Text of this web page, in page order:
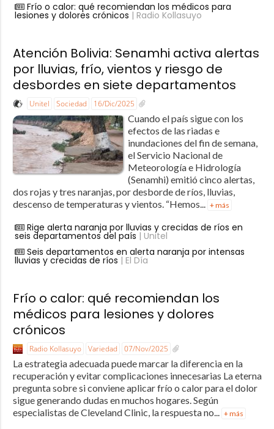
Frío o calor: qué recomiendan los médicos para
lesiones y dolores crónicos | Radio Kollasuyo
Atención Bolivia: Senamhi activa alertas
por lluvias, frío, vientos y riesgo de
desbordes en siete departamentos
Unitel Sociedad 16/Dic/2025
Cuando el país sigue con los
efectos de las riadas e
inundaciones del fin de semana,
el Servicio Nacional de
Meteorología e Hidrología
(Senamhi) emitió cinco alertas,
dos rojas y tres naranjas, por desborde de ríos, lluvias,
descenso de temperaturas y vientos. “Hemos... + más
Rige alerta naranja por lluvias y crecidas de ríos en
seis departamentos del país | Unitel
Seis departamentos en alerta naranja por intensas
lluvias y crecidas de ríos | El Día
Frío o calor: qué recomiendan los
médicos para lesiones y dolores
crónicos
Radio Kollasuyo Variedad 07/Nov/2025
La estrategia adecuada puede marcar la diferencia en la
recuperación y evitar complicaciones innecesarias La eterna
pregunta sobre si conviene aplicar frío o calor para el dolor
sigue generando dudas en muchos hogares. Según
especialistas de Cleveland Clinic, la respuesta no... + más